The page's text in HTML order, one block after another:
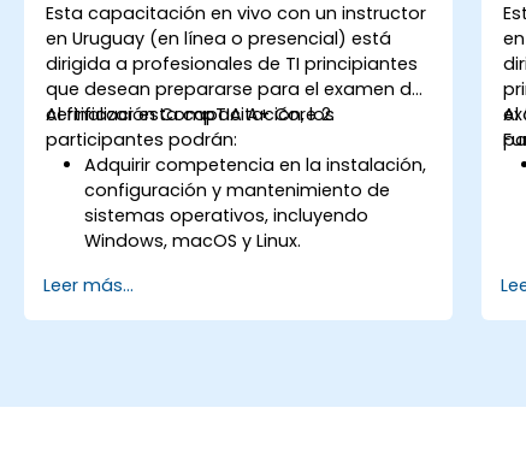
Esta capacitación en vivo con un instructor
en Uruguay (en línea o presencial) está
dirigida a profesionales de TI principiantes
que desean prepararse para el examen de
certificación CompTIA A+ Core 2.
Al finalizar esta capacitación, los
participantes podrán:
Adquirir competencia en la instalación,
configuración y mantenimiento de
sistemas operativos, incluyendo
Windows, macOS y Linux.
vulnerabilidades de seguridad en
sistemas operativos y redes.
Leer más...
Al